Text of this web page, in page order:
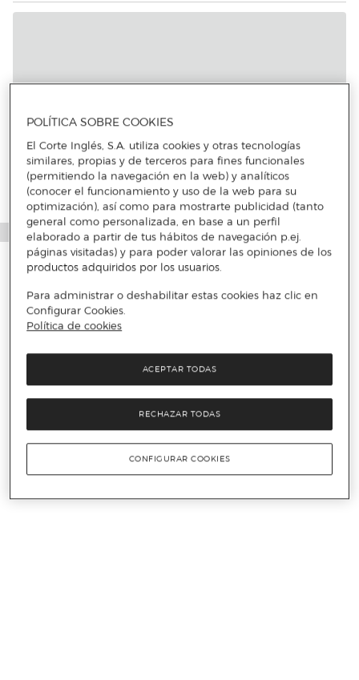
POLÍTICA SOBRE COOKIES
El Corte Inglés, S.A. utiliza cookies y otras tecnologías
similares, propias y de terceros para fines funcionales
(permitiendo la navegación en la web) y analíticos
(conocer el funcionamiento y uso de la web para su
optimización), así como para mostrarte publicidad (tanto
general como personalizada, en base a un perfil
elaborado a partir de tus hábitos de navegación p.ej.
páginas visitadas) y para poder valorar las opiniones de los
productos adquiridos por los usuarios.
Para administrar o deshabilitar estas cookies haz clic en
Configurar Cookies.
Política de cookies
RECHAZAR TODAS
ACEPTAR TODAS
CONFIGURAR COOKIES